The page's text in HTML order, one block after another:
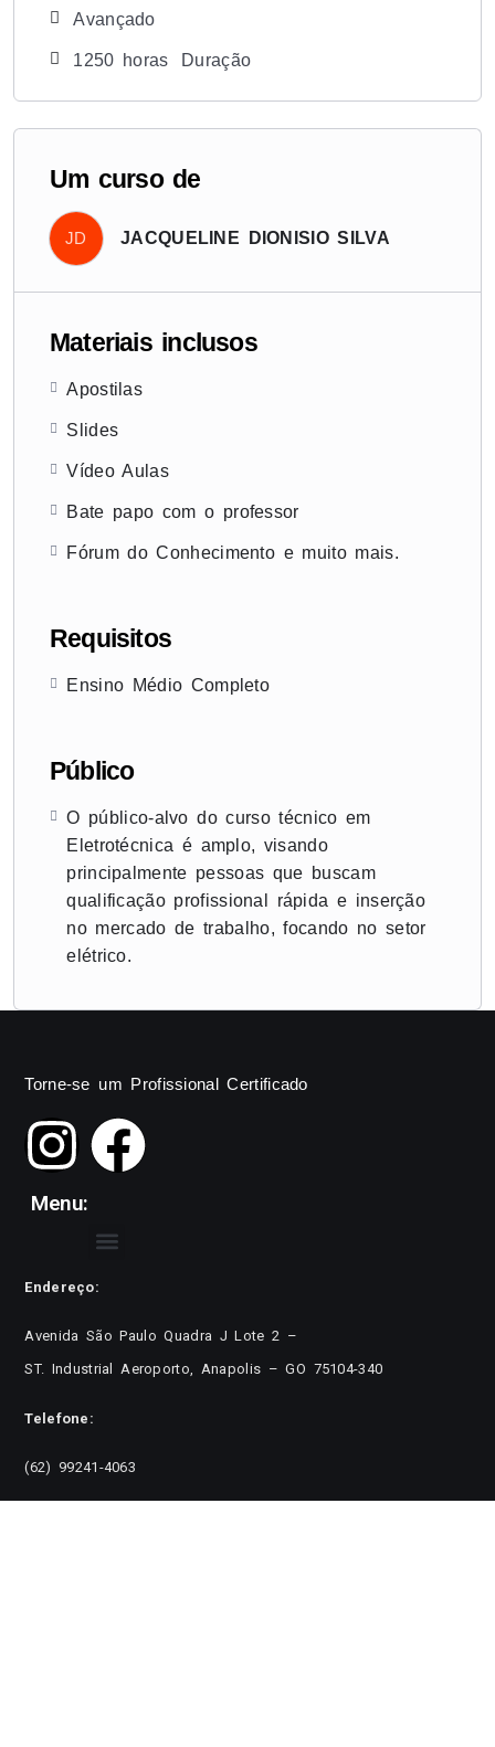
Avançado
1250 horas Duração
Um curso de
JD JACQUELINE DIONISIO SILVA
Materiais inclusos
Apostilas
Slides
Vídeo Aulas
Bate papo com o professor
Fórum do Conhecimento e muito mais.
Requisitos
Ensino Médio Completo
Público
O público-alvo do curso técnico em
Eletrotécnica é amplo, visando
principalmente pessoas que buscam
qualificação profissional rápida e inserção
no mercado de trabalho, focando no setor
elétrico.
Torne-se um Profissional Certificado
Menu:
Endereço:
Avenida São Paulo Quadra J Lote 2 –
ST. Industrial Aeroporto, Anapolis – GO 75104-340
Telefone:
(62) 99241-4063